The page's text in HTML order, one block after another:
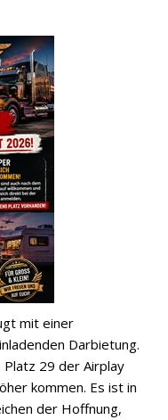
mit einer
Darbietung.
Platz 29 der Airplay
kommen. Es ist in
der Hoffnung,